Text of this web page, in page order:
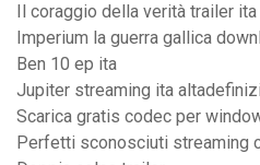
Il coraggio della verità trailer ita
Imperium la guerra gallica
Ben 10 ep ita
Jupiter streaming ita
Scarica gratis codec per
Perfetti sconosciuti streaming